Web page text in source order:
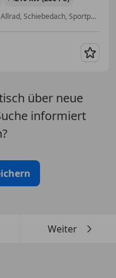
360° Kamera, Beheizbare Frontscheibe, Allrad, Schiebedach, Sportpaket, §57a Gutachten gültig, Sprachsteuerung, Sitzheizung
über neue
informiert
Weiter